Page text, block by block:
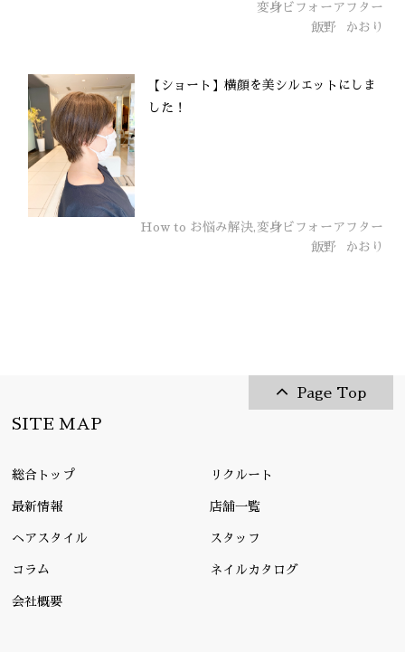
変身ビフォーアフター
飯野
かおり
【ショート】横顔を美シルエットにしま
した！
How to お悩み解決,変身ビフォーアフター
飯野
かおり
Page Top
SITE MAP
総合トップ リクルート
最新情報 店舗一覧
ヘアスタイル スタッフ
コラム ネイルカタログ
会社概要